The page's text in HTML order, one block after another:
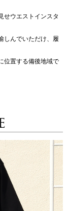
せウエストインスタ
しんでいただけ、履
位置する備後地域で